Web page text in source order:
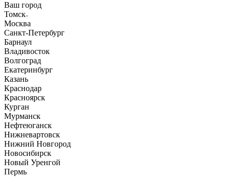
Ваш город
Томск
Москва
Санкт-Петербург
Барнаул
Владивосток
Волгоград
Екатеринбург
Казань
Краснодар
Красноярск
Курган
Мурманск
Нефтеюганск
Нижневартовск
Нижний Новгород
Новосибирск
Новый Уренгой
Пермь